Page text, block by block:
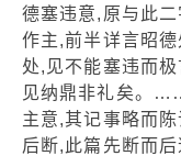
德塞违意,原与此
作主,前半详言昭
处,见不能塞违而
见纳鼎非礼矣。
主意,其记事略而
后断,此篇先断而